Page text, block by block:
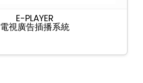
E-PLAYER
電視廣告插播系統